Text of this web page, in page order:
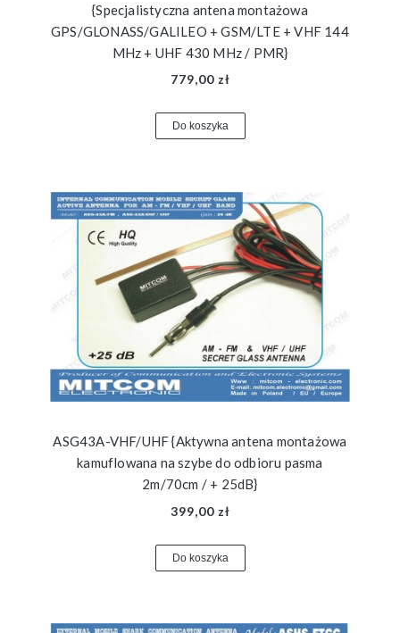
{Specjalistyczna antena montażowa
GPS/GLONASS/GALILEO + GSM/LTE + VHF 144
MHz + UHF 430 MHz / PMR}
779,00 zł
Do koszyka
ASG43A-VHF/UHF {Aktywna antena montażowa
kamuflowana na szybe do odbioru pasma
2m/70cm / + 25dB}
399,00 zł
Do koszyka